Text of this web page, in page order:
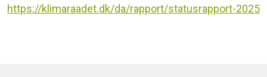
https://klimaraadet.dk/da/rapport/statusrapport-2025